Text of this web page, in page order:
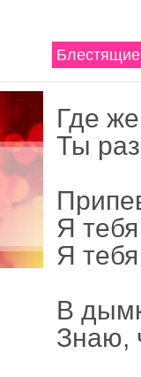
Где
Ты
Я
Я
В
Знаю,